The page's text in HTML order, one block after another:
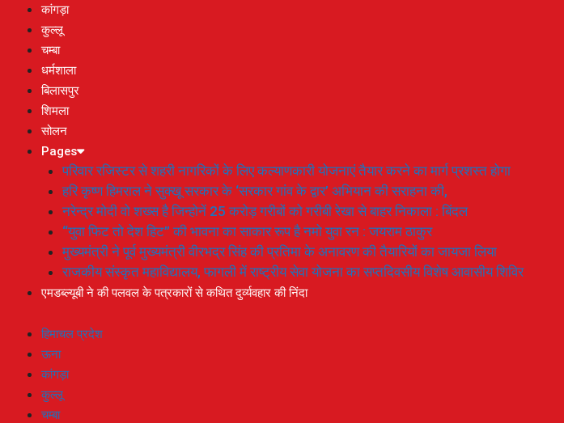
कांगड़ा
कुल्लू
चम्बा
धर्मशाला
बिलासपुर
शिमला
सोलन
Pages
परिवार रजिस्टर से शहरी नागरिकों के लिए कल्याणकारी योजनाएं तैयार करने का मार्ग प्रशस्त होगा
हरि कृष्ण हिमराल ने सुक्खू सरकार के ‘सरकार गांव के द्वार’ अभियान की सराहना की,
नरेन्द्र मोदी वो शख्स है जिन्होनें 25 करोड़ गरीबों को गरीबी रेखा से बाहर निकाला : बिंदल
“युवा फिट तो देश हिट” की भावना का साकार रूप है नमो युवा रन : जयराम ठाकुर
मुख्यमंत्री ने पूर्व मुख्यमंत्री वीरभद्र सिंह की प्रतिमा के अनावरण की तैयारियों का जायजा लिया
राजकीय संस्कृत महाविद्यालय, फागली में राष्ट्रीय सेवा योजना का सप्तदिवसीय विशेष आवासीय शिविर
एमडब्ल्यूबी ने की पलवल के पत्रकारों से कथित दुर्व्यवहार की निंदा
हिमाचल प्रदेश
ऊना
कांगड़ा
कुल्लू
चम्बा